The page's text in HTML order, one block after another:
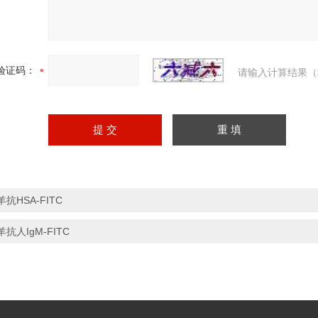
证码： 请输入计算结果
抗HSA-FITC
抗人IgM-FITC